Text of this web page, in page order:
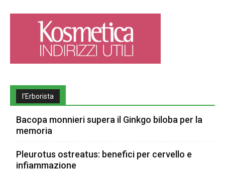
l’Erborista
Bacopa monnieri supera il Ginkgo biloba per la
memoria
Pleurotus ostreatus: benefici per cervello e
infiammazione